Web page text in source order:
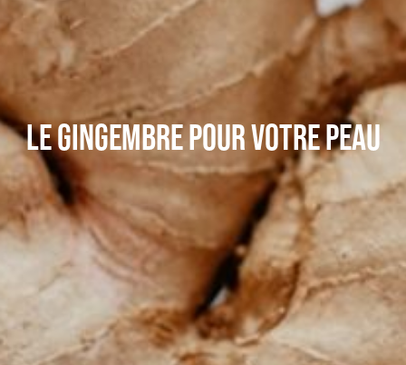
LE GINGEMBRE POUR VOTRE PEAU